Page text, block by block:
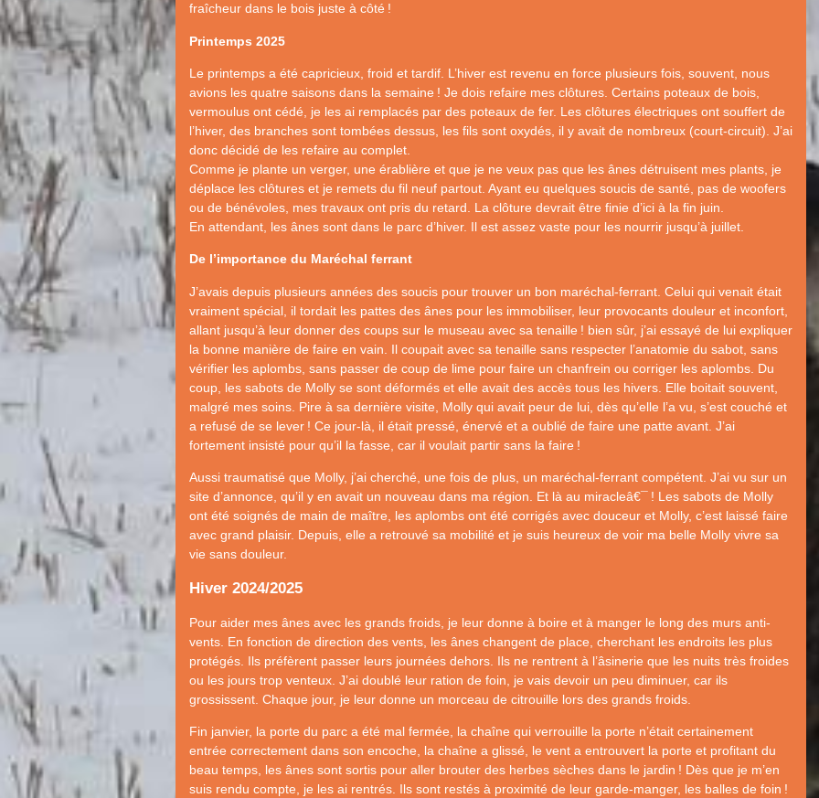
fraîcheur dans le bois juste à côté !
Printemps 2025
Le printemps a été capricieux, froid et tardif. L’hiver est revenu en force plusieurs fois, souvent, nous
avions les quatre saisons dans la semaine ! Je dois refaire mes clôtures. Certains poteaux de bois,
vermoulus ont cédé, je les ai remplacés par des poteaux de fer. Les clôtures électriques ont souffert de
l’hiver, des branches sont tombées dessus, les fils sont oxydés, il y avait de nombreux (court-circuit). J’ai
donc décidé de les refaire au complet.
Comme je plante un verger, une érablière et que je ne veux pas que les ânes détruisent mes plants, je
déplace les clôtures et je remets du fil neuf partout. Ayant eu quelques soucis de santé, pas de woofers
ou de bénévoles, mes travaux ont pris du retard. La clôture devrait être finie d’ici à la fin juin.
En attendant, les ânes sont dans le parc d’hiver. Il est assez vaste pour les nourrir jusqu’à juillet.
De l’importance du Maréchal ferrant
J’avais depuis plusieurs années des soucis pour trouver un bon maréchal-ferrant. Celui qui venait était
vraiment spécial, il tordait les pattes des ânes pour les immobiliser, leur provocants douleur et inconfort,
allant jusqu’à leur donner des coups sur le museau avec sa tenaille ! bien sûr, j’ai essayé de lui expliquer
la bonne manière de faire en vain. Il coupait avec sa tenaille sans respecter l’anatomie du sabot, sans
vérifier les aplombs, sans passer de coup de lime pour faire un chanfrein ou corriger les aplombs. Du
coup, les sabots de Molly se sont déformés et elle avait des accès tous les hivers. Elle boitait souvent,
malgré mes soins. Pire à sa dernière visite, Molly qui avait peur de lui, dès qu’elle l’a vu, s’est couché et
a refusé de se lever ! Ce jour-là, il était pressé, énervé et a oublié de faire une patte avant. J’ai
fortement insisté pour qu’il la fasse, car il voulait partir sans la faire !
Aussi traumatisé que Molly, j’ai cherché, une fois de plus, un maréchal-ferrant compétent. J’ai vu sur un
site d’annonce, qu’il y en avait un nouveau dans ma région. Et là au miracleâ€¯ ! Les sabots de Molly
ont été soignés de main de maître, les aplombs ont été corrigés avec douceur et Molly, c’est laissé faire
avec grand plaisir. Depuis, elle a retrouvé sa mobilité et je suis heureux de voir ma belle Molly vivre sa
vie sans douleur.
Hiver 2024/2025
Pour aider mes ânes avec les grands froids, je leur donne à boire et à manger le long des murs anti-
vents. En fonction de direction des vents, les ânes changent de place, cherchant les endroits les plus
protégés. Ils préfèrent passer leurs journées dehors. Ils ne rentrent à l’âsinerie que les nuits très froides
ou les jours trop venteux. J’ai doublé leur ration de foin, je vais devoir un peu diminuer, car ils
grossissent. Chaque jour, je leur donne un morceau de citrouille lors des grands froids.
Fin janvier, la porte du parc a été mal fermée, la chaîne qui verrouille la porte n’était certainement
entrée correctement dans son encoche, la chaîne a glissé, le vent a entrouvert la porte et profitant du
beau temps, les ânes sont sortis pour aller brouter des herbes sèches dans le jardin ! Dès que je m’en
suis rendu compte, je les ai rentrés. Ils sont restés à proximité de leur garde-manger, les balles de foin !